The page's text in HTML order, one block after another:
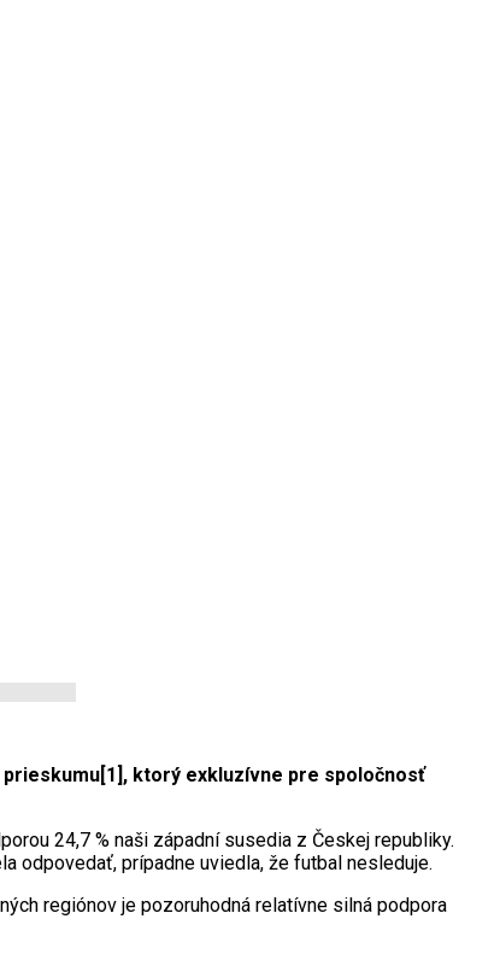
prieskumu[1] , ktorý exkluzívne pre spoločnosť
24,7 % naši západní susedia z Českej republiky.
odpovedať, prípadne uviedla, že futbal nesleduje.
regiónov je pozoruhodná relatívne silná podpora